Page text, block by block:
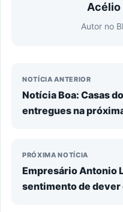
Acélio
Autor no
NOTÍCIA ANTERIOR
Notícia Boa: Casas
entregues na
PRÓXIMA NOTÍCIA
Empresário Antonio
sentimento de